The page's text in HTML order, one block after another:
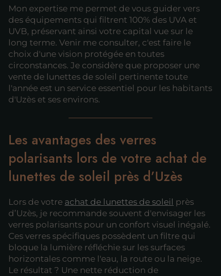
Mon expertise me permet de vous guider vers
des équipements qui filtrent 100% des UVA et
UVB, préservant ainsi votre capital vue sur le
long terme. Venir me consulter, c'est faire le
choix d'une vision protégée en toutes
circonstances. Je considère que proposer une
vente de lunettes de soleil pertinente toute
l'année est un service essentiel pour les habitants
d'Uzès et ses environs.
Les avantages des verres
polarisants lors de votre achat de
lunettes de soleil près d’Uzès
Lors de votre achat de lunettes de soleil près
d’Uzès, je recommande souvent d'envisager les
verres polarisants pour un confort visuel inégalé.
Ces verres spécifiques possèdent un filtre qui
bloque la lumière réfléchie sur les surfaces
horizontales comme l'eau, la route ou la neige.
Le résultat ? Une nette réduction de